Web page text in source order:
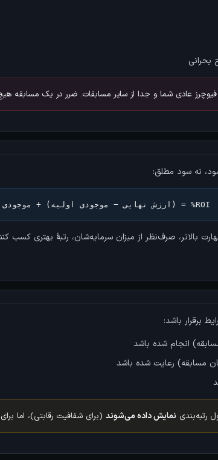
عادی شما و جدا از سایر مسابقات. ضرر در یک مسابقه
نه سود مطلق:
ROI% = (ارزش نهایی − موجودی اولیه) ÷ موجودی اولیه × ۱۰۰
بالاتر، صرف‌نظر از میزان سرمایه‌شان، رتبهٔ بهتری کسب
برقرار باشد:
انجام شده باشد
مسابقه) رعایت شده باشد
رتبه‌بندی نمایش داده می‌شوند (برای شفافیت رقابتی)، اما